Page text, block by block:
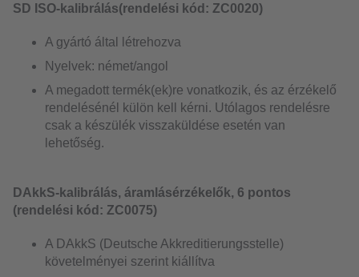
SD ISO-kalibrálás(rendelési kód: ZC0020)
A gyártó által létrehozva
Nyelvek: német/angol
A megadott termék(ek)re vonatkozik, és az érzékelő
rendelésénél külön kell kérni. Utólagos rendelésre
csak a készülék visszaküldése esetén van
lehetőség.
DAkkS-kalibrálás, áramlásérzékelők, 6 pontos
(rendelési kód: ZC0075)
A DAkkS (Deutsche Akkreditierungsstelle)
követelményei szerint kiállítva